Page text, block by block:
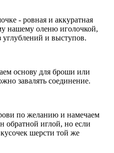
- ровная и аккуратная
нашему оленю иголочкой,
углублений и выступов.
основу для броши или
завалять соединение.
по желанию и намечаем
обратной иглой, но если
шерсти той же